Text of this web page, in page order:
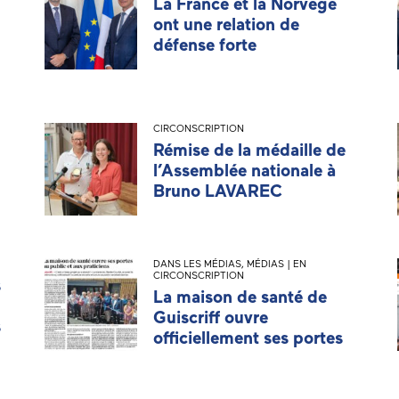
ont une relation de
défense forte
CIRCONSCRIPTION
Rémise de la médaille de
l’Assemblée nationale à
Bruno LAVAREC
DANS LES MÉDIAS, MÉDIAS | EN
CIRCONSCRIPTION
La maison de santé de
Guiscriff ouvre
officiellement ses portes